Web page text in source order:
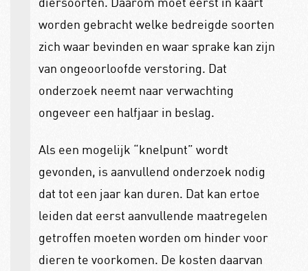
worden gebracht welke bedreigde soorten
zich waar bevinden en waar sprake kan zijn
van ongeoorloofde verstoring. Dat
onderzoek neemt naar verwachting
ongeveer een halfjaar in beslag.
Als een mogelijk “knelpunt” wordt
gevonden, is aanvullend onderzoek nodig
dat tot een jaar kan duren. Dat kan ertoe
leiden dat eerst aanvullende maatregelen
getroffen moeten worden om hinder voor
dieren te voorkomen. De kosten daarvan